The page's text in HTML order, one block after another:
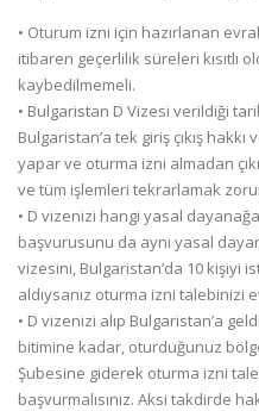
• Oturum izni için hazırlanan
itibaren geçerlilik süreleri kısıtlı
kaybedilmemeli.
• Bulgaristan D Vizesi verildiği
Bulgaristan’a tek giriş çıkış
yapar ve oturma izni almadan
ve tüm işlemleri tekrarlamak
• D vizenizi hangi yasal
başvurusunu da aynı yasal
vizesini, Bulgaristan’da 10 kişiyi
aldıysanız oturma izni talebinizi
• D vizenizi alıp Bulgaristan’a
bitimine kadar, oturduğunuz
Şubesine giderek oturma izni
başvurmalısınız. Aksi takdirde